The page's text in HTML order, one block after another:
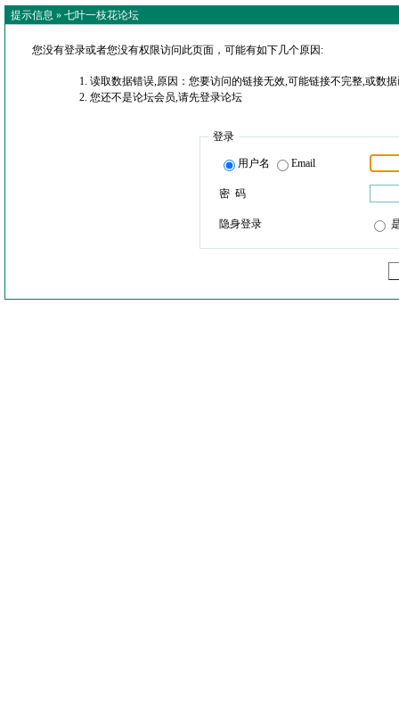
提示信息 » 七叶一枝花论坛
您没有登录或者您没有权限访问此页面，可能有如下几个原因:
读取数据错误,原因：您要访问的链接无效,可能链接不完整,或数
您还不是论坛会员,请先登录论坛
登录
用户名 Email
密 码
隐身登录